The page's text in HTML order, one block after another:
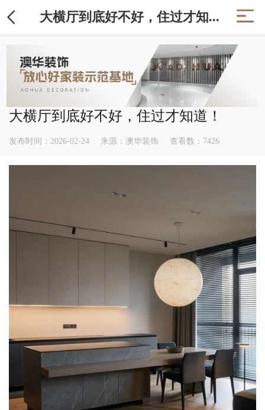
大横厅到底好不好，住过才知...
大横厅到底好不好，住过才知道！
发布时间：2026-02-24 来源：澳华装饰 查看数： 7426